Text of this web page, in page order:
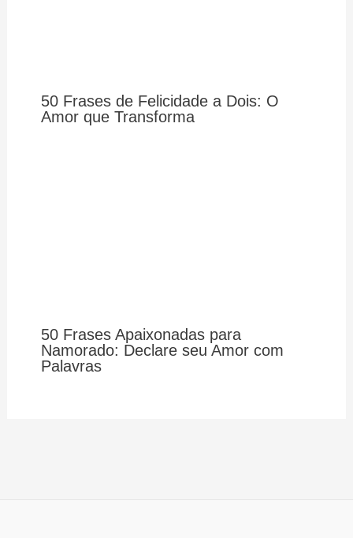
50 Frases de Felicidade a Dois: O
Amor que Transforma
50 Frases Apaixonadas para
Namorado: Declare seu Amor com
Palavras